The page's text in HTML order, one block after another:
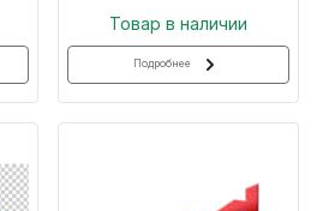
Товар в наличии
Подробнее